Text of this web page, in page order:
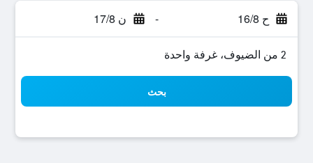
ح 16/8 - ن 17/8
2 من الضيوف، غرفة واحدة
بحث